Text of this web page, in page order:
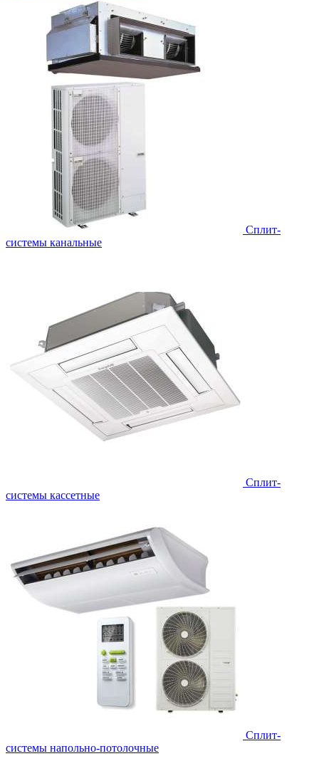
Сплит-
системы канальные
Сплит-
системы кассетные
Сплит-
системы напольно-потолочные